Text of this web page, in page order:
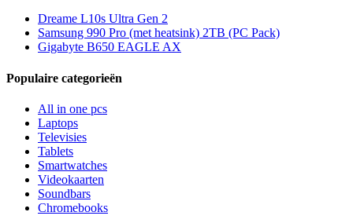
Dreame L10s Ultra Gen 2
Samsung 990 Pro (met heatsink) 2TB (PC Pack)
Gigabyte B650 EAGLE AX
Populaire categorieën
All in one pcs
Laptops
Televisies
Tablets
Smartwatches
Videokaarten
Soundbars
Chromebooks